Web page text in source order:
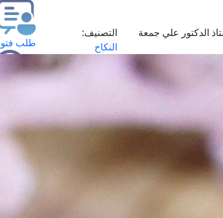
الدكتور علي جمعة
التصنيف:
النكاح
طلب
حجز موعد
الفتوى